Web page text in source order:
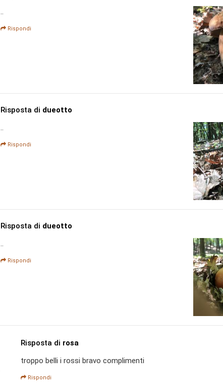
..
Rispondi
Risposta di dueotto
..
Rispondi
Risposta di dueotto
..
Rispondi
Risposta di rosa
troppo belli i rossi bravo complimenti
Rispondi